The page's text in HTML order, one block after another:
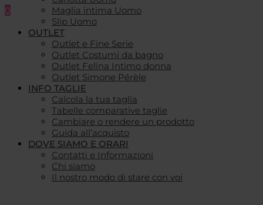
0
Maglia intima Uomo
Slip Uomo
OUTLET
Outlet e Fine Serie
Outlet Costumi da bagno
Outlet Felina Intimo donna
Outlet Simone Pérèle
INFO TAGLIE
Calcola la tua taglia
Tabelle comparative taglie
Cambiare o rendere un prodotto
Guida all’acquisto
DOVE SIAMO E ORARI
Contatti e Informazioni
Chi siamo
Il nostro modo di stare con voi